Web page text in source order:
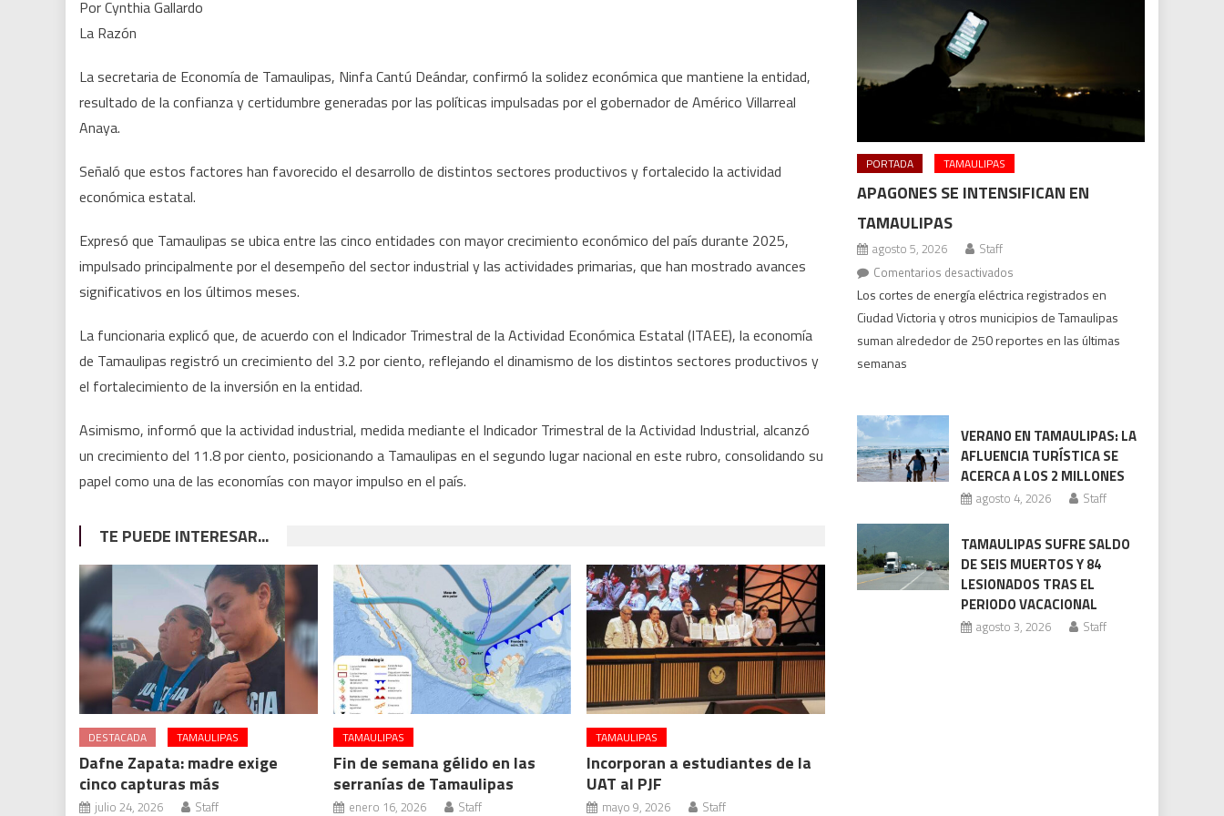
las
cinco
mayor
del
país
Por Cynthia Gallardo
La Razón
La secretaria de Economía de Tamaulipas, Ninfa Cantú Deándar, confirmó la solidez económica que mantiene la entidad,
resultado de la confianza y certidumbre generadas por las políticas impulsadas por el gobernador de Américo Villarreal
Anaya.
Señaló que estos factores han favorecido el desarrollo de distintos sectores productivos y fortalecido la actividad
económica estatal.
Expresó que Tamaulipas se ubica entre las cinco entidades con mayor crecimiento económico del país durante 2025,
impulsado principalmente por el desempeño del sector industrial y las actividades primarias, que han mostrado avances
significativos en los últimos meses.
La funcionaria explicó que, de acuerdo con el Indicador Trimestral de la Actividad Económica Estatal (ITAEE), la economía
de Tamaulipas registró un crecimiento del 3.2 por ciento, reflejando el dinamismo de los distintos sectores productivos y
el fortalecimiento de la inversión en la entidad.
Asimismo, informó que la actividad industrial, medida mediante el Indicador Trimestral de la Actividad Industrial, alcanzó
un crecimiento del 11.8 por ciento, posicionando a Tamaulipas en el segundo lugar nacional en este rubro, consolidando su
papel como una de las economías con mayor impulso en el país.
TE PUEDE INTERESAR...
DESTACADA TAMAULIPAS
Dafne Zapata: madre exige
cinco capturas más
julio 24, 2026 Staff
TAMAULIPAS
Fin de semana gélido en las
serranías de Tamaulipas
enero 16, 2026 Staff
TAMAULIPAS
Incorporan a estudiantes de la
UAT al PJF
mayo 9, 2026 Staff
PORTADA TAMAULIPAS
APAGONES SE INTENSIFICAN EN
TAMAULIPAS
agosto 5, 2026
Staff
Comentarios desactivados
Apagones
se
intensifican
Los cortes de energía eléctrica registrados en
Ciudad Victoria y otros municipios de Tamaulipas
suman alrededor de 250 reportes en las últimas
semanas
VERANO EN TAMAULIPAS: LA
AFLUENCIA TURÍSTICA SE
ACERCA A LOS 2 MILLONES
agosto 4, 2026 Staff
TAMAULIPAS SUFRE SALDO
DE SEIS MUERTOS Y 84
LESIONADOS TRAS EL
PERIODO VACACIONAL
agosto 3, 2026 Staff